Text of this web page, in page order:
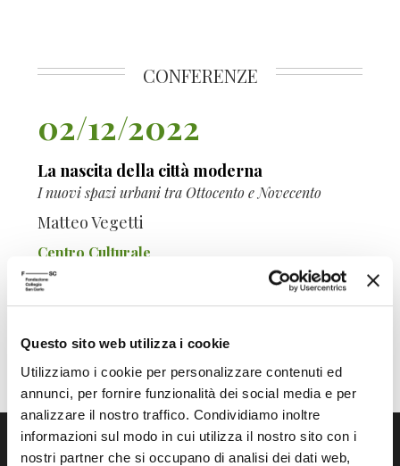
Questo sito web utilizza i cookie
Utilizziamo i cookie per personalizzare contenuti ed
annunci, per fornire funzionalità dei social media e per
analizzare il nostro traffico. Condividiamo inoltre
informazioni sul modo in cui utilizza il nostro sito con i
nostri partner che si occupano di analisi dei dati web,
CONFERENZE
02/12/2022
La nascita della città moderna
I nuovi spazi urbani tra Ottocento e Novecento
Matteo Vegetti
Centro Culturale